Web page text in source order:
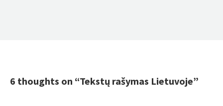
6 thoughts on “Tekstų rašymas Lietuvoje”